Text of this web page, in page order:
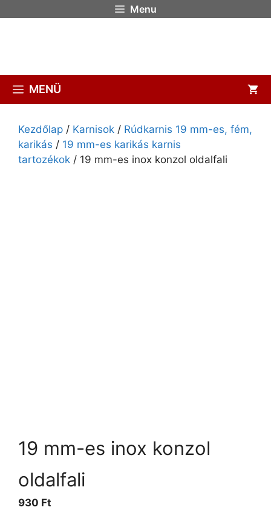
Menu
MENÜ
Kezdőlap / Karnisok / Rúdkarnis 19 mm-es, fém,
karikás / 19 mm-es karikás karnis
tartozékok / 19 mm-es inox konzol oldalfali
19 mm-es inox konzol
oldalfali
930 Ft